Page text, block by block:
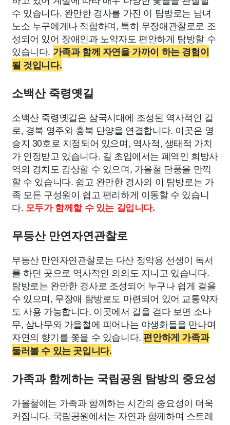
수 있습니다. 완만한 경사를 가진 이 탐방로는 남녀
노소 누구에게나 적합하며, 특히 무장애관찰로로 조
성되어 있어 장애인과 노약자도 편안하게 탐방할 수
있습니다. 가족과 함께 자연을 가까이 하는 경험이
될 것입니다.
소백산 죽령옛길
소백산 죽령옛길은 삼국시대에 조성된 역사적인 길
로, 경북 영주와 충북 단양을 연결합니다. 이곳은 명
승지 30호로 지정되어 있으며, 역사적, 생태적 가치
가 인정받고 있습니다. 길 초입에서는 폐역인 희방사
역의 경치도 감상할 수 있으며, 가을철 단풍을 만끽
할 수 있습니다. 쉽고 완만한 경사의 이 탐방로는 가
족 모든 구성원이 쉽고 편리하게 이동할 수 있습니
다. 모두가 함께할 수 있는 길입니다.
무등산 만연자연관찰로
무등산 만연자연관찰로는 다산 정약용 선생이 독서
를 하던 곳으로 역사적인 의의도 지니고 있습니다.
탐방로는 완만한 경사로 조성되어 누구나 쉽게 걸을
수 있으며, 무장애 탐방로도 마련되어 있어 교통약자
도 사용 가능합니다. 이곳에서 길을 걷다 보면 소나
무, 삼나무와 가을철에 피어나는 야생화들을 만나며
자연의 향기를 쫓을 수 있습니다. 편안하게 가족과
둘러볼 수 있는 곳입니다.
가족과 함께하는 국립공원 탐방의 중요성
가을철에는 가족과 함께하는 시간의 중요성이 더욱
커집니다. 국립공원에서는 자연과 함께하며 스트레